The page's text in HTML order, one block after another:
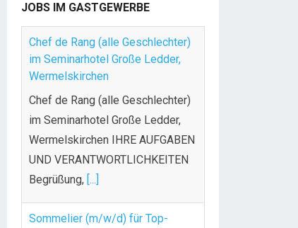
JOBS IM GASTGEWERBE
Chef de Rang (alle Geschlechter)
im Seminarhotel Große Ledder,
Wermelskirchen
Chef de Rang (alle Geschlechter)
im Seminarhotel Große Ledder,
Wermelskirchen IHRE AUFGABEN
UND VERANTWORTLICHKEITEN
Begrüßung, [...]
Sommelier (m/w/d) für Top-